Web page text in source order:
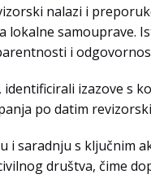
nalazi i
lokalne samouprave.
i
izazove s
po datim
i saradnju s ključnim
društva, čime